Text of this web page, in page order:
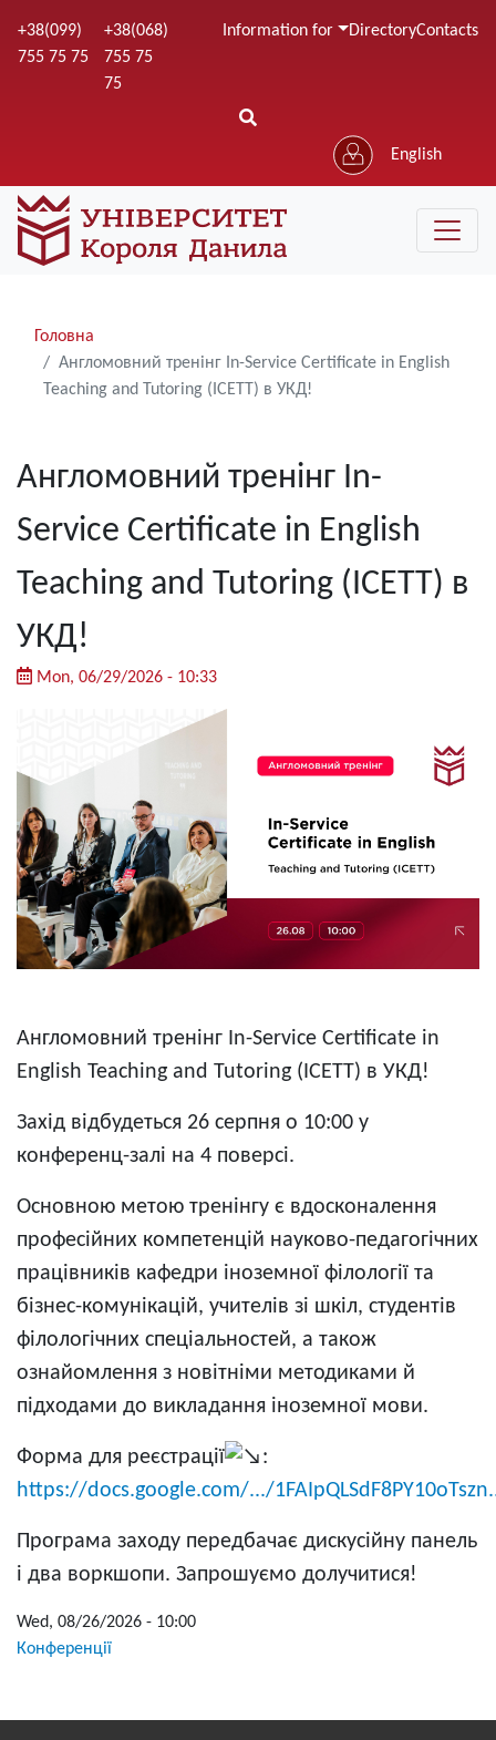
to
+38(099)
755 75 75
+38(068)
755 75
75
Information for DirectoryContacts
English
Рядки
навіґації
Головна
Англомовний тренінг In-Service Certificate in English
Teaching and Tutoring (ICETT) в УКД!
Англомовний тренінг In-
Service Certificate in English
Teaching and Tutoring (ICETT) в
УКД!
Mon, 06/29/2026 - 10:33
Англомовний тренінг In-Service Certificate in
English Teaching and Tutoring (ICETT) в УКД!
Захід відбудеться 26 серпня о 10:00 у
конференц-залі на 4 поверсі.
Основною метою тренінгу є вдосконалення
професійних компетенцій науково-педагогічних
працівників кафедри іноземної філології та
бізнес-комунікацій, учителів зі шкіл, студентів
філологічних спеціальностей, а також
ознайомлення з новітніми методиками й
підходами до викладання іноземної мови.
Форма для реєстрації
:
https://docs.google.com/.../
Програма заходу передбачає дискусійну панель
і два воркшопи. Запрошуємо долучитися!
Wed, 08/26/2026 - 10:00
Конференції